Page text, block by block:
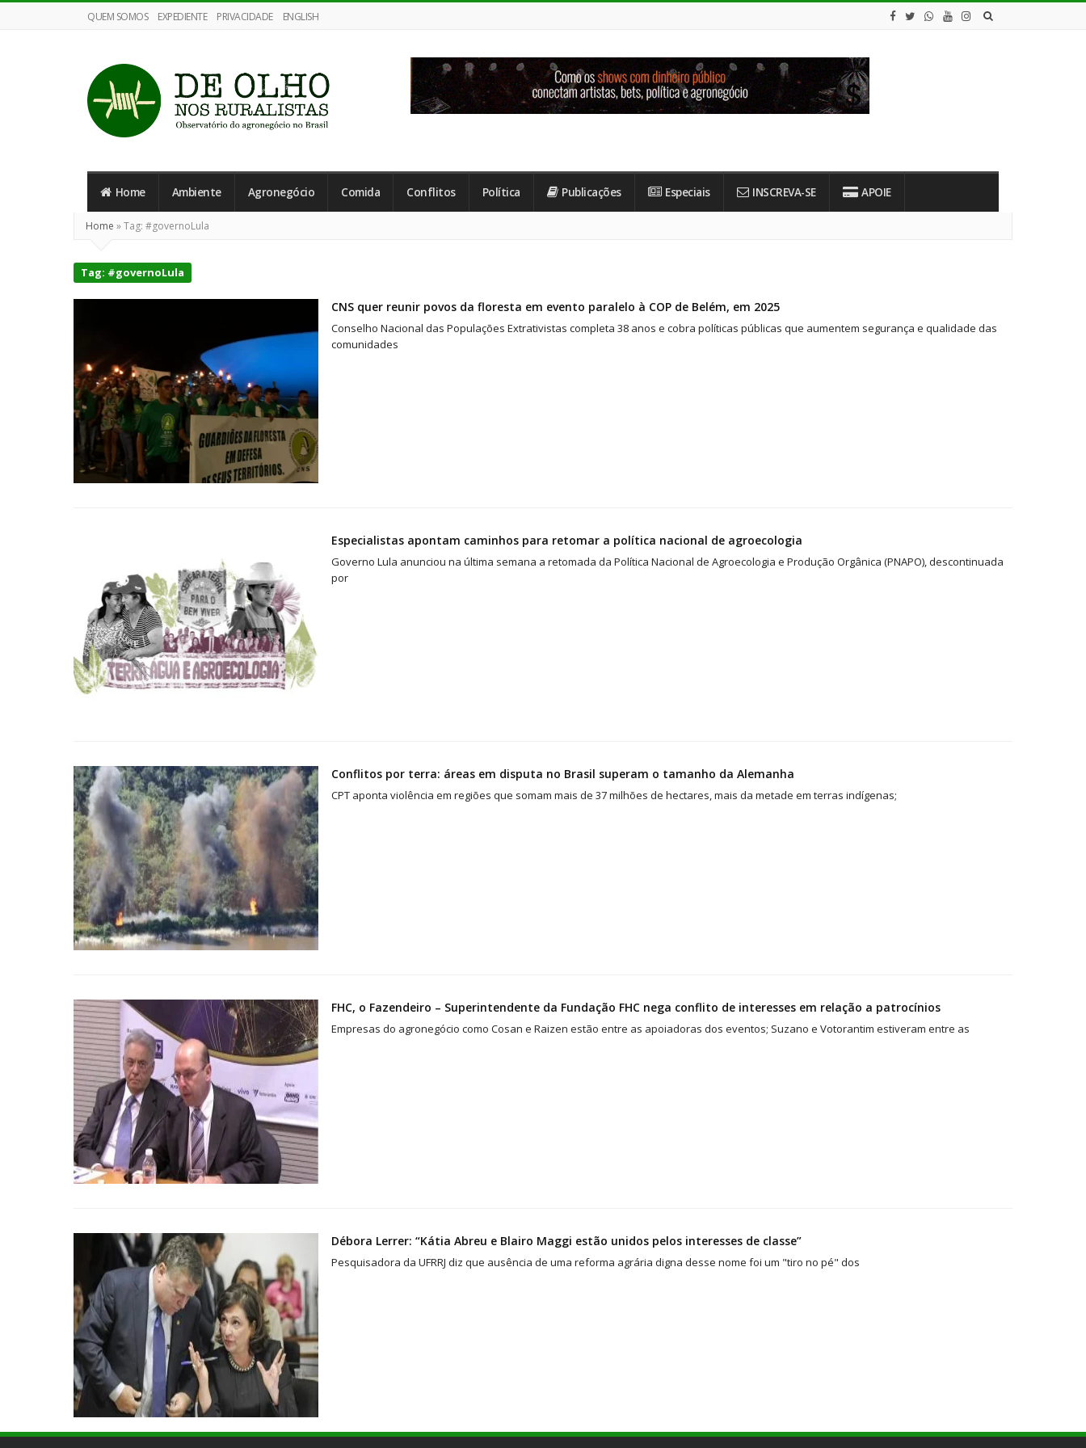
QUEM SOMOS EXPEDIENTE PRIVACIDADE ENGLISH
Olho
nos
Ruralistas
Home Ambiente Agronegócio Comida Conflitos Política Publicações Especiais INSCREVA-SE APOIE
Home »Tag: #governoLula
Tag: #governoLula
CNS quer reunir povos da floresta em evento paralelo à COP de Belém, em 2025
Conselho Nacional das Populações Extrativistas completa 38 anos e cobra políticas públicas que aumentem segurança e qualidade das
comunidades
Especialistas apontam caminhos para retomar a política nacional de agroecologia
Governo Lula anunciou na última semana a retomada da Política Nacional de Agroecologia e Produção Orgânica (PNAPO), descontinuada
por
Conflitos por terra: áreas em disputa no Brasil superam o tamanho da Alemanha
CPT aponta violência em regiões que somam mais de 37 milhões de hectares, mais da metade em terras indígenas;
FHC, o Fazendeiro – Superintendente da Fundação FHC nega conflito de interesses em relação a patrocínios
Empresas do agronegócio como Cosan e Raizen estão entre as apoiadoras dos eventos; Suzano e Votorantim estiveram entre as
Débora Lerrer: “Kátia Abreu e Blairo Maggi estão unidos pelos interesses de classe”
Pesquisadora da UFRRJ diz que ausência de uma reforma agrária digna desse nome foi um "tiro no pé" dos